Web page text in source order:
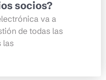
socios?
va a
de todas las
las